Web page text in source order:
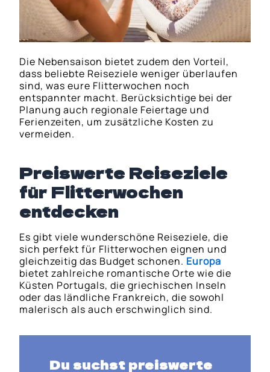
Die Nebensaison bietet zudem den Vorteil,
dass beliebte Reiseziele weniger überlaufen
sind, was eure Flitterwochen noch
entspannter macht. Berücksichtige bei der
Planung auch regionale Feiertage und
Ferienzeiten, um zusätzliche Kosten zu
vermeiden.
Preiswerte Reiseziele
für Flitterwochen
entdecken
Es gibt viele wunderschöne Reiseziele, die
sich perfekt für Flitterwochen eignen und
gleichzeitig das Budget schonen. Europa
bietet zahlreiche romantische Orte wie die
Küsten Portugals, die griechischen Inseln
oder das ländliche Frankreich, die sowohl
malerisch als auch erschwinglich sind.
Du suchst preiswerte